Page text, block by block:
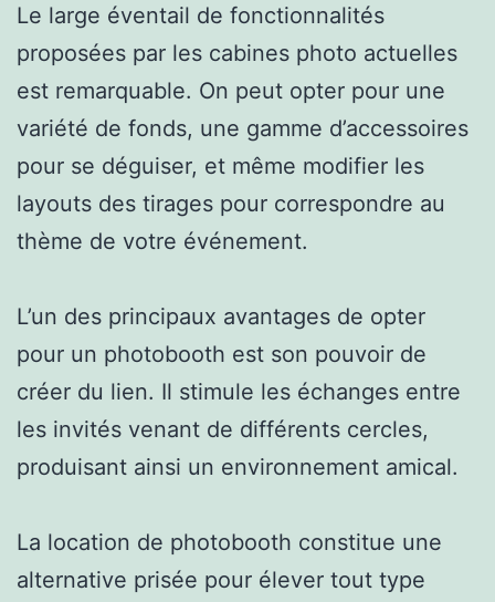
Le large éventail de fonctionnalités
proposées par les cabines photo actuelles
est remarquable. On peut opter pour une
variété de fonds, une gamme d’accessoires
pour se déguiser, et même modifier les
layouts des tirages pour correspondre au
thème de votre événement.
L’un des principaux avantages de opter
pour un photobooth est son pouvoir de
créer du lien. Il stimule les échanges entre
les invités venant de différents cercles,
produisant ainsi un environnement amical.
La location de photobooth constitue une
alternative prisée pour élever tout type